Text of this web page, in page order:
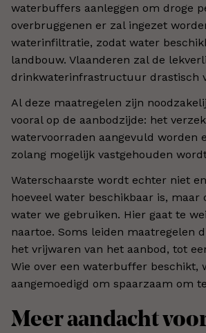
waterbuffers aanleggen om droge
overbruggenen er zal ingezet
waterinfiltratie, zodat water
landbouw. Vlaanderen zal de
drinkwaterinfrastructuur drastisch
Al deze maatregelen zijn
vooral op de aanbodzijde: het
watervoorraden aangevuld worden
zolang mogelijk vastgehouden
Waterschaarste wordt echter niet
hoeveel water beschikbaar is, maar
water we gebruiken. Hier gaat te
naartoe. Soms leiden maatregelen
het vrijwaren van het aanbod, tot
Wie over een waterbuffer beschikt,
aangemoedigd om spaarzaam om
Meer aandacht